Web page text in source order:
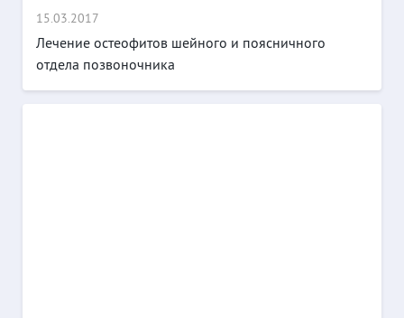
15.03.2017
Лечение остеофитов шейного и поясничного
отдела позвоночника